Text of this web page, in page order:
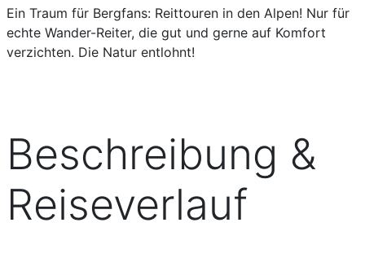
Ein Traum für Bergfans: Reittouren in den Alpen! Nur für
echte Wander-Reiter, die gut und gerne auf Komfort
verzichten. Die Natur entlohnt!
Beschreibung &
Reiseverlauf